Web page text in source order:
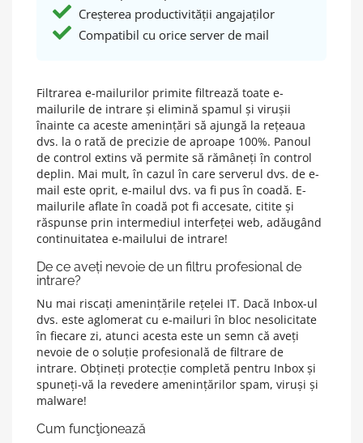
Creșterea productivității angajaților
Compatibil cu orice server de mail
Filtrarea e-mailurilor primite filtrează toate e-
mailurile de intrare și elimină spamul și virușii
înainte ca aceste amenințări să ajungă la rețeaua
dvs. la o rată de precizie de aproape 100%. Panoul
de control extins vă permite să rămâneți în control
deplin. Mai mult, în cazul în care serverul dvs. de e-
mail este oprit, e-mailul dvs. va fi pus în coadă. E-
mailurile aflate în coadă pot fi accesate, citite și
răspunse prin intermediul interfeței web, adăugând
continuitatea e-mailului de intrare!
De ce aveți nevoie de un filtru profesional de
intrare?
Nu mai riscați amenințările rețelei IT. Dacă Inbox-ul
dvs. este aglomerat cu e-mailuri în bloc nesolicitate
în fiecare zi, atunci acesta este un semn că aveți
nevoie de o soluție profesională de filtrare de
intrare. Obțineți protecție completă pentru Inbox și
spuneți-vă la revedere amenințărilor spam, viruși și
malware!
Cum funcţionează